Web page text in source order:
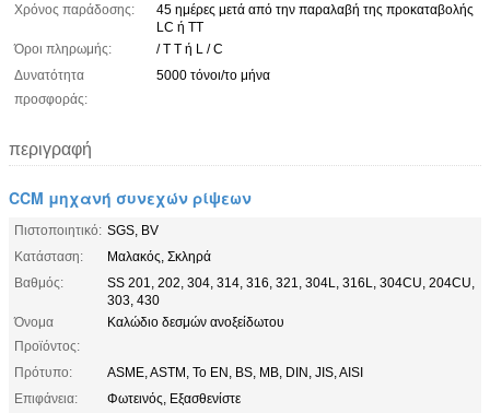
Χρόνος παράδοσης:
45 ημέρες μετά από την παραλαβή της προκαταβολής
LC ή TT
Όροι πληρωμής:
/ T T ή L / C
Δυνατότητα
προσφοράς:
5000 τόνοι/το μήνα
περιγραφή
CCM μηχανή συνεχών ρίψεων
Πιστοποιητικό: SGS, BV
Κατάσταση:
Μαλακός, Σκληρά
Βαθμός:
SS 201, 202, 304, 314, 316, 321, 304L, 316L, 304CU, 204CU,
303, 430
Όνομα
Προϊόντος:
Καλώδιο δεσμών ανοξείδωτου
Πρότυπο:
ASME, ASTM, Το EN, BS, ΜΒ, DIN, JIS, AISI
Επιφάνεια:
Φωτεινός, Εξασθενίστε